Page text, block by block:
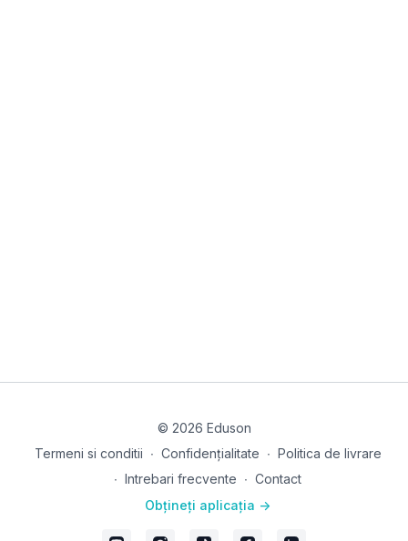
© 2026 Eduson
Termeni si conditii ∙ Confidențialitate ∙ Politica de livrare
∙ Intrebari frecvente ∙ Contact
Obțineți aplicația ->